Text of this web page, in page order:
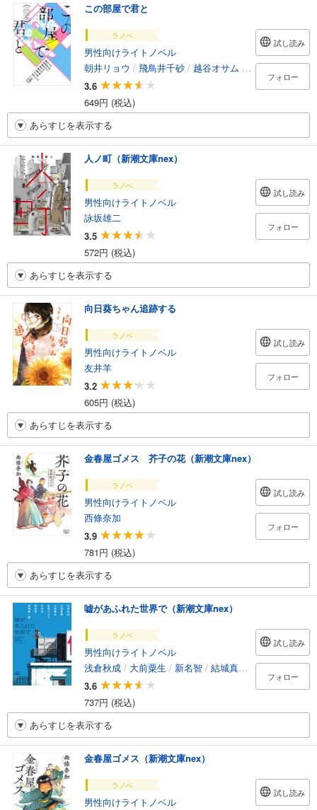
この部屋で君と
ラノベ
男性向けライトノベル
朝井リョウ / 飛鳥井千砂 / 越谷オサム 坂木司/徳永圭
3.6
649円 (税込)
試し読み
フォロー
あらすじを表示する
人ノ町（新潮文庫nex）
ラノベ
男性向けライトノベル
詠坂雄二
3.5
572円 (税込)
試し読み
フォロー
あらすじを表示する
向日葵ちゃん追跡する
ラノベ
男性向けライトノベル
友井羊
3.2
605円 (税込)
試し読み
フォロー
あらすじを表示する
金春屋ゴメス 芥子の花（新潮文庫nex）
ラノベ
男性向けライトノベル
西條奈加
3.9
781円 (税込)
試し読み
フォロー
あらすじを表示する
嘘があふれた世界で（新潮文庫nex）
ラノベ
男性向けライトノベル
浅倉秋成 / 大前粟生 / 新名智 / 結城真一郎 /佐原ひかり
3.6
737円 (税込)
試し読み
フォロー
あらすじを表示する
金春屋ゴメス（新潮文庫nex）
ラノベ
男性向けライトノベル
試し読み